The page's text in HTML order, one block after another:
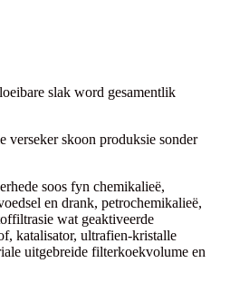
slak word gesamentlik
verseker skoon produksie sonder
soos fyn chemikalieë,
en drank, petrochemikalieë,
wat geaktiveerde
katalisator, ultrafien-kristalle
uitgebreide filterkoekvolume en